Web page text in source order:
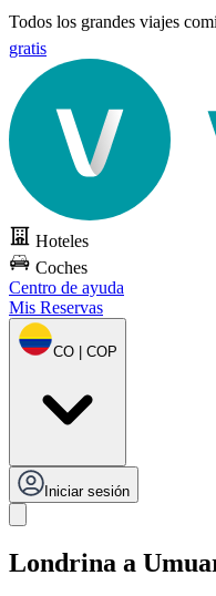
Todos los grandes viajes
gratis
Hoteles
Coches
Centro de ayuda
Mis Reservas
CO | COP
Iniciar sesión
Londrina a